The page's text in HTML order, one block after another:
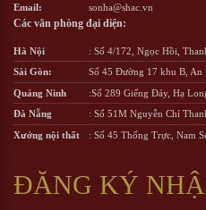
Email:
sonha@shac.vn
Các văn phòng đại diện:
Hà Nội
: Số 4/172, Ngọc Hồi,
Sài Gòn:
Số 45 Đường 17 khu B, An
Quảng Ninh
:Số 289 Giếng Đáy, Hạ
Đà Nẵng
: Số 51M Nguyễn Chí
Xưởng nội thất
: Số 45 Thống Trực, Nam
ĐĂNG KÝ